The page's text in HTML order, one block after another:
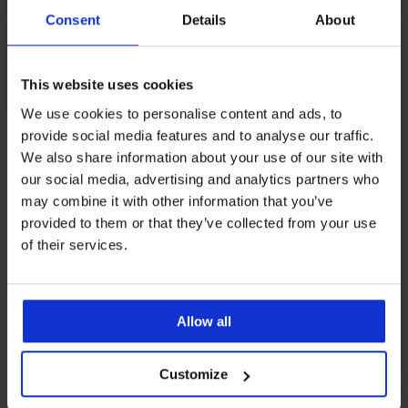
Consent Details About
This website uses cookies
We use cookies to personalise content and ads, to
provide social media features and to analyse our traffic.
We also share information about your use of our site with
our social media, advertising and analytics partners who
may combine it with other information that you’ve
provided to them or that they’ve collected from your use
of their services.
Allow all
Customize
Grudnjak
57,99
Grudnjak
63,99
BESTSELLER
Luisse
Grudnjak
nepodstavljena
Marion
žica
Grudnjak
32,99
Iz iste kolekcije